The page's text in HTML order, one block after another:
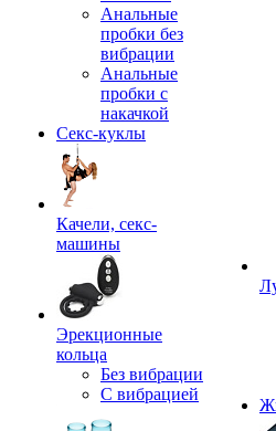
Анальные
пробки без
вибрации
Анальные
пробки с
накачкой
Секс-куклы
Качели, секс-
машины
Эрекционные
кольца
Без вибрации
С вибрацией